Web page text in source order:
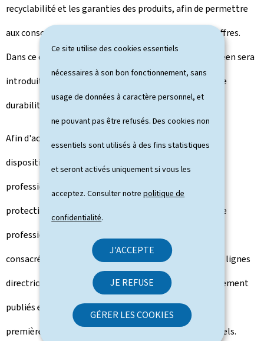
Ce site utilise des cookies essentiels
nécessaires à son bon fonctionnement, sans
usage de données à caractère personnel, et
ne pouvant pas être refusés. Des cookies non
essentiels sont utilisés à des fins statistiques
et seront activés uniquement si vous les
acceptez. Consulter notrepolitique de
confidentialité.
J'ACCEPTE
JE REFUSE
GÉRER LES COOKIES
recyclabilité et les garanties des produits, afin de permettre
aux consommateurs de comparer plus aisément les offres.
Dans ce contexte, un label harmonisé au niveau européen sera
introduit pour identifier les garanties commerciales de
durabilité allant au-delà du minimum légal.
Afin d'accompagner la mise en oeuvre de ces nouvelles
dispositions, des outils d'information destinés aux
professionnels sont développés par la Direction de la
protection des consommateurs. Ainsi, le "Guide pour le
professionnel" sera complété par une fiche spécifique
consacrée à ces nouvelles règles durant l'été 2026. Des lignes
directrices détaillées ainsi qu'un glossaire seront également
publiés en automne 2026, dans le prolongement de la
première phase d'analyse des besoins des professionnels.